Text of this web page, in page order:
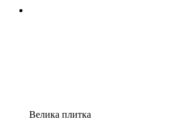
Велика плитка